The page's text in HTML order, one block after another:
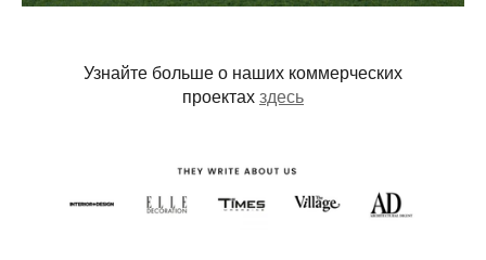
Узнайте больше о наших коммерческих
проектах здесь